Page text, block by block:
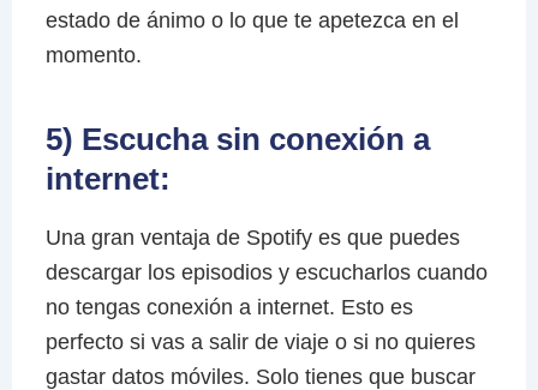
estado de ánimo o lo que te apetezca en el
momento.
5) Escucha sin conexión a
internet:
Una gran ventaja de Spotify es que puedes
descargar los episodios y escucharlos cuando
no tengas conexión a internet. Esto es
perfecto si vas a salir de viaje o si no quieres
gastar datos móviles. Solo tienes que buscar